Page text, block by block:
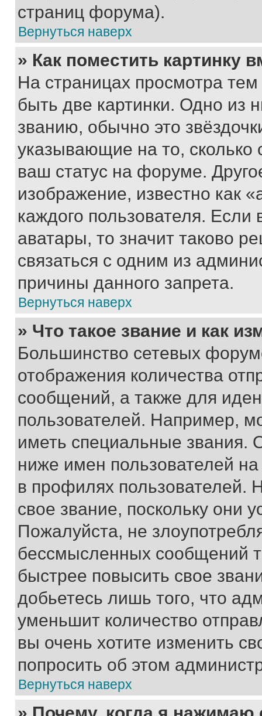
страниц форума).
Вернуться наверх
» Как поместить картинку
На страницах просмотра
быть две картинки. Одно из
званию, обычно это
указывающие на то,
ваш статус на форуме.
изображение, известно как
каждого пользователя.
аватары, то значит таково
связаться с одним из
причины данного запрета.
Вернуться наверх
» Что такое звание и как
Большинство сетевых
отображения количества
сообщений, а также для
пользователей. Например,
иметь специальные звания.
ниже имен пользователей
в профилях
свое звание, поскольку они
Пожалуйста, не
бессмысленных сообщений
быстрее повысить свое
добьетесь лишь того, что
уменьшит количество
вы очень хотите изменить
попросить об этом
Вернуться наверх